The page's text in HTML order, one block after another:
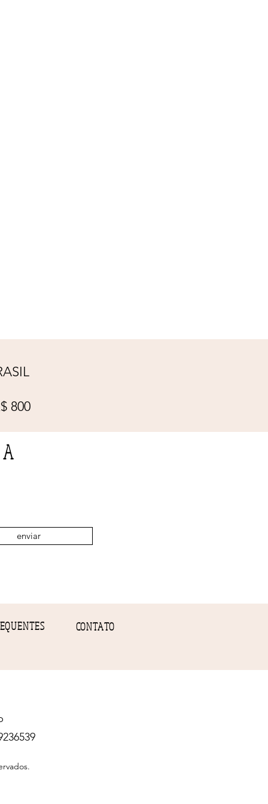
800
enviar
CONTATO